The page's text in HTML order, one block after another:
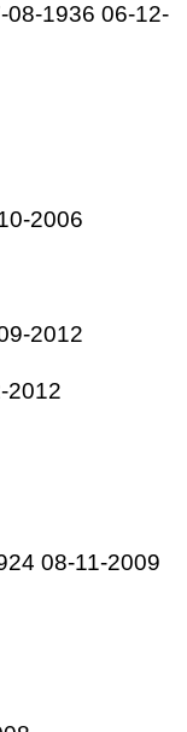
08-1936 06-12-
2006
2012
2012
08-11-2009